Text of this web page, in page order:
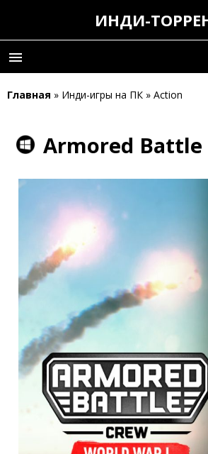
ИНДИ-
menu
Главная » Инди-игры на ПК » Action
Armored Battle